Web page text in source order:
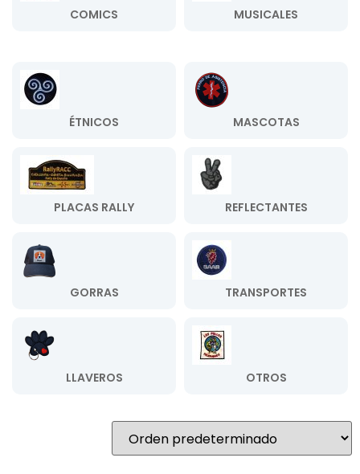
COMICS MUSICALES
ÉTNICOS MASCOTAS
PLACAS RALLY REFLECTANTES
GORRAS TRANSPORTES
LLAVEROS OTROS